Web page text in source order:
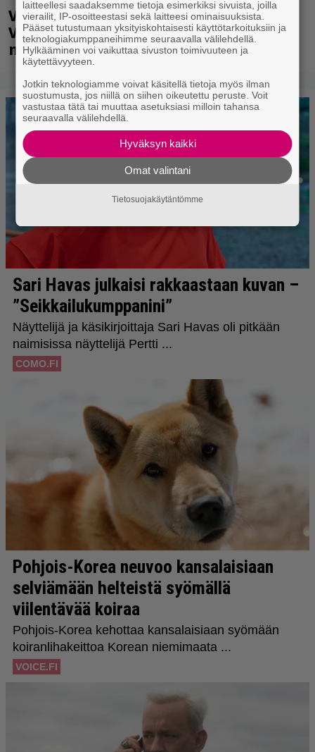
Valtava Yle 100 vuotta -tapahtuma
Veikkaus Arenalla syyskuussa – muista
myös metalliklassikot-konsertti
laitteellesi saadaksemme tietoja esimerkiksi sivuista, joilla
vierailit, IP-osoitteestasi sekä laitteesi ominaisuuksista.
Pääset tutustumaan yksityiskohtaisesti käyttötarkoituksiin ja
teknologiakumppaneihimme seuraavalla välilehdellä.
Hylkääminen voi vaikuttaa sivuston toimivuuteen ja
käytettävyyteen.
Jotkin teknologiamme voivat käsitellä tietoja myös ilman
suostumusta, jos niillä on siihen oikeutettu peruste. Voit
vastustaa tätä tai muuttaa asetuksiasi milloin tahansa
seuraavalla välilehdellä.
Hyväksyn kaikki
Omat valintani
Tietosuojakäytäntömme